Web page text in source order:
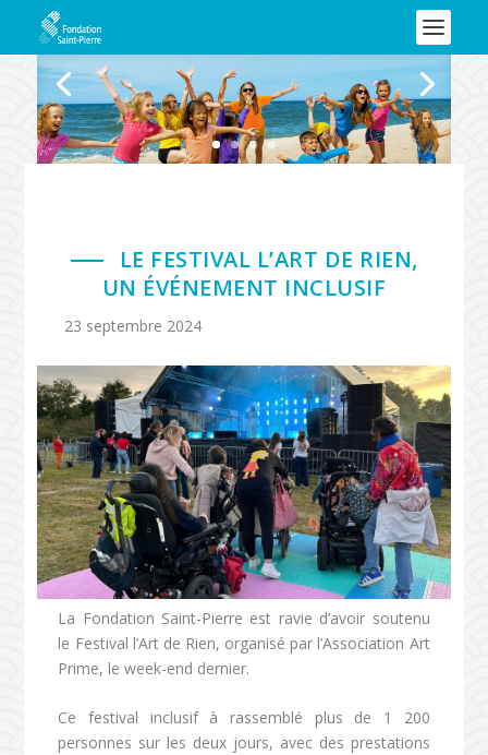
LE FESTIVAL L’ART DE RIEN,
UN ÉVÉNEMENT INCLUSIF
23 septembre 2024
La Fondation Saint-Pierre est ravie d’avoir soutenu
le Festival l’Art de Rien, organisé par l’Association Art
Prime, le week-end dernier.
Ce festival inclusif à rassemblé plus de 1 200
personnes sur les deux jours, avec des prestations